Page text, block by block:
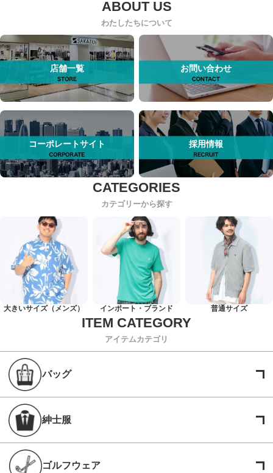
わたしたちについて
店舗一覧 お問い合わせ
コーポレートサイト 採用情報
カテゴリーから探す
大きいサイズ（メンズ） インポート・ブランド 普通サイズ
アイテムカテゴリ
バッグ
紳士服
ゴルフウェア